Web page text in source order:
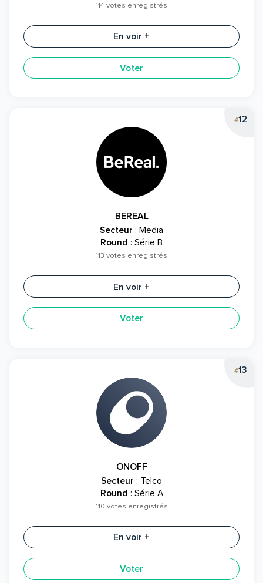
114 votes enregistrés
En voir +
Voter
#12
BEREAL
Secteur : Media
Round : Série B
113 votes enregistrés
En voir +
Voter
#13
ONOFF
Secteur : Telco
Round : Série A
110 votes enregistrés
En voir +
Voter